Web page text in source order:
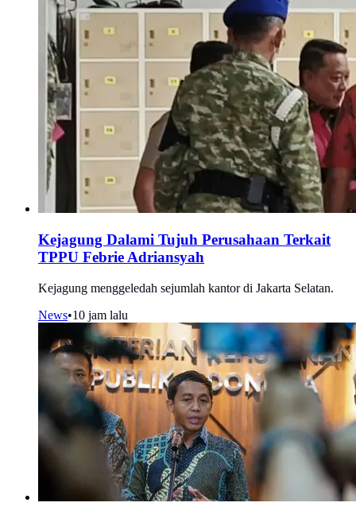
Kejagung Dalami Tujuh Perusahaan Terkait
TPPU Febrie Adriansyah
Kejagung menggeledah sejumlah kantor di Jakarta Selatan.
News•10 jam lalu